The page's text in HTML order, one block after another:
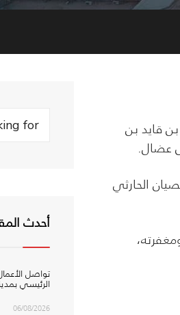
قايد بن
عضال.
الحارثي
Search
أحدث
تواصل
الرئيسي
06/08/2026